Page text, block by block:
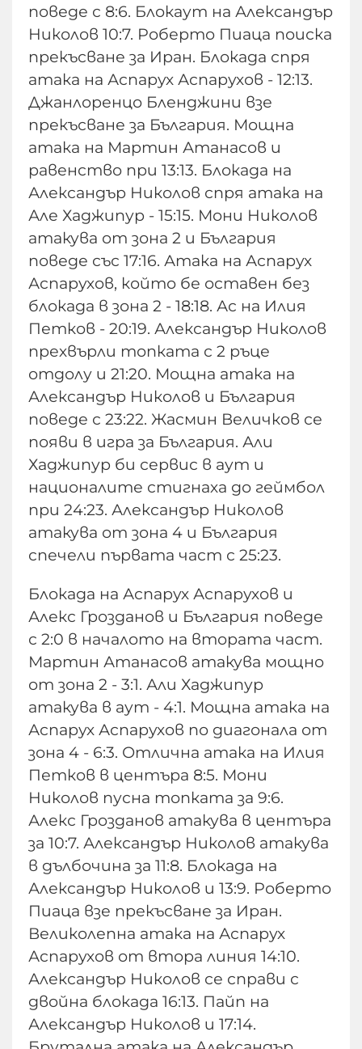
поведе с 8:6. Блокаут на Александър
Николов 10:7. Роберто Пиаца поиска
прекъсване за Иран. Блокада спря
атака на Аспарух Аспарухов - 12:13.
Джанлоренцо Бленджини взе
прекъсване за България. Мощна
атака на Мартин Атанасов и
равенство при 13:13. Блокада на
Александър Николов спря атака на
Але Хаджипур - 15:15. Мони Николов
атакува от зона 2 и България
поведе със 17:16. Атака на Аспарух
Аспарухов, който бе оставен без
блокада в зона 2 - 18:18. Ас на Илия
Петков - 20:19. Александър Николов
прехвърли топката с 2 ръце
отдолу и 21:20. Мощна атака на
Александър Николов и България
поведе с 23:22. Жасмин Величков се
появи в игра за България. Али
Хаджипур би сервис в аут и
националите стигнаха до геймбол
при 24:23. Александър Николов
атакува от зона 4 и България
спечели първата част с 25:23.
Блокада на Аспарух Аспарухов и
Алекс Грозданов и България поведе
с 2:0 в началото на втората част.
Мартин Атанасов атакува мощно
от зона 2 - 3:1. Али Хаджипур
атакува в аут - 4:1. Мощна атака на
Аспарух Аспарухов по диагонала от
зона 4 - 6:3. Отлична атака на Илия
Петков в центъра 8:5. Мони
Николов пусна топката за 9:6.
Алекс Грозданов атакува в центъра
за 10:7. Александър Николов атакува
в дълбочина за 11:8. Блокада на
Александър Николов и 13:9. Роберто
Пиаца взе прекъсване за Иран.
Великолепна атака на Аспарух
Аспарухов от втора линия 14:10.
Александър Николов се справи с
двойна блокада 16:13. Пайп на
Александър Николов и 17:14.